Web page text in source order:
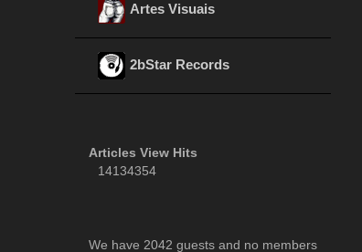
Artes Visuais
2bStar Records
Articles View Hits
14134354
We have 2042 guests and no members